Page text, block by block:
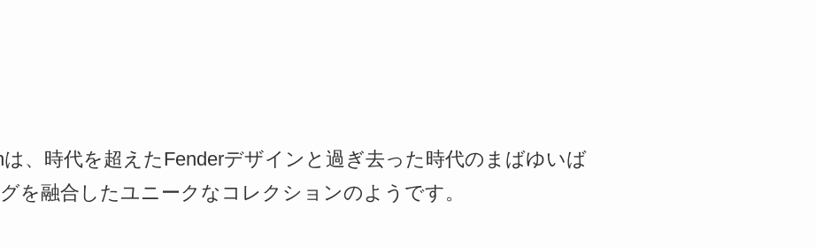
は、時代を超えたFenderデザインと過ぎ去った時代のまばゆいば
を融合したユニークなコレクションのようです。